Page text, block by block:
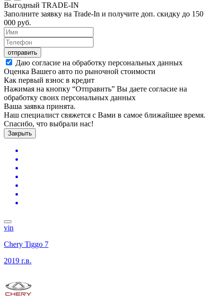
Выгодный TRADE-IN
Заполните заявку на Trade-In и получите доп. скидку до 150
000 руб.
отправить
Даю согласие на обработку персональных данных
Оценка Вашего авто по рыночной стоимости
Как первый взнос в кредит
Нажимая на кнопку “Отправить” Вы даете согласие на
обработку своих персональных данных
Ваша заявка принята.
Наш специалист свяжется с Вами в самое ближайшее время.
Спасибо, что выбрали нас!
Закрыть
vin
Chery Tiggo 7
2019 г.в.